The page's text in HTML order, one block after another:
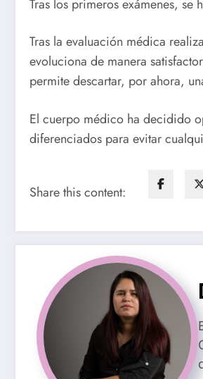
Tras los primeros exámenes, se
Tras la evaluación médica
evoluciona de manera
permite descartar, por ahora,
El cuerpo médico ha decidido
diferenciados para evitar
Share this content: